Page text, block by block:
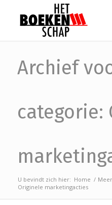
Archief
categorie:
U bevindt zich hier: Home /
Originele marketingacties